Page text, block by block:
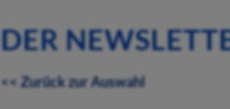
DER
<< Zurück zur Auswahl